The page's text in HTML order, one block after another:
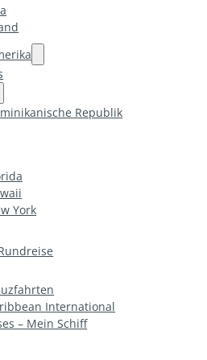
Republik
York
International
– Mein Schiff